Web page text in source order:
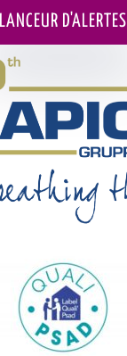
LANCEUR D'ALERTES